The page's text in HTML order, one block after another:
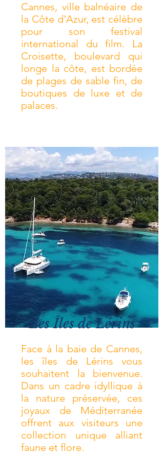
Cannes, ville balnéaire de
la Côte d'Azur, est célèbre
pour son festival
international du film. La
Croisette, boulevard qui
longe la côte, est bordée
de plages de sable fin, de
boutiques de luxe et de
palaces.
LesÎles de Lérins
Face à la baie de Cannes,
les îles de Lérins vous
souhaitent la bienvenue.
Dans un cadre idyllique à
la nature préservée, ces
joyaux de Méditerranée
offrent aux visiteurs une
collection unique alliant
faune et flore.